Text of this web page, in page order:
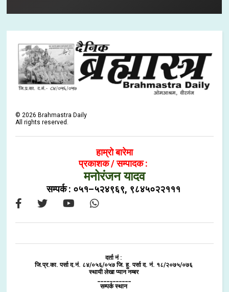
©2026 Brahmastra Daily
All rights reserved.
हाम्रो बारेमा
प्रकाशक / सम्पादक :
मनोरंजन यादव
सम्पर्क : ०५१–५२४९६९, ९८४५०२२१११
दर्ता नं :
जि.प्र.का. पर्सा द.नं. ८४/०५६/०५७ जि. हु. पर्सा द. नं. १८/२०७५/०७६
स्थायी लेखा प्यान नम्बर
___________
सम्पर्क स्थान